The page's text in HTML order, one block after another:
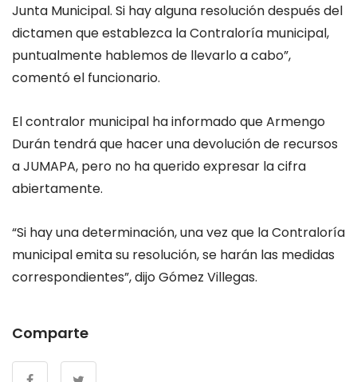
Junta Municipal. Si hay alguna resolución después del
dictamen que establezca la Contraloría municipal,
puntualmente hablemos de llevarlo a cabo”,
comentó el funcionario.
El contralor municipal ha informado que Armengo
Durán tendrá que hacer una devolución de recursos
a JUMAPA, pero no ha querido expresar la cifra
abiertamente.
“Si hay una determinación, una vez que la Contraloría
municipal emita su resolución, se harán las medidas
correspondientes”, dijo Gómez Villegas.
Comparte